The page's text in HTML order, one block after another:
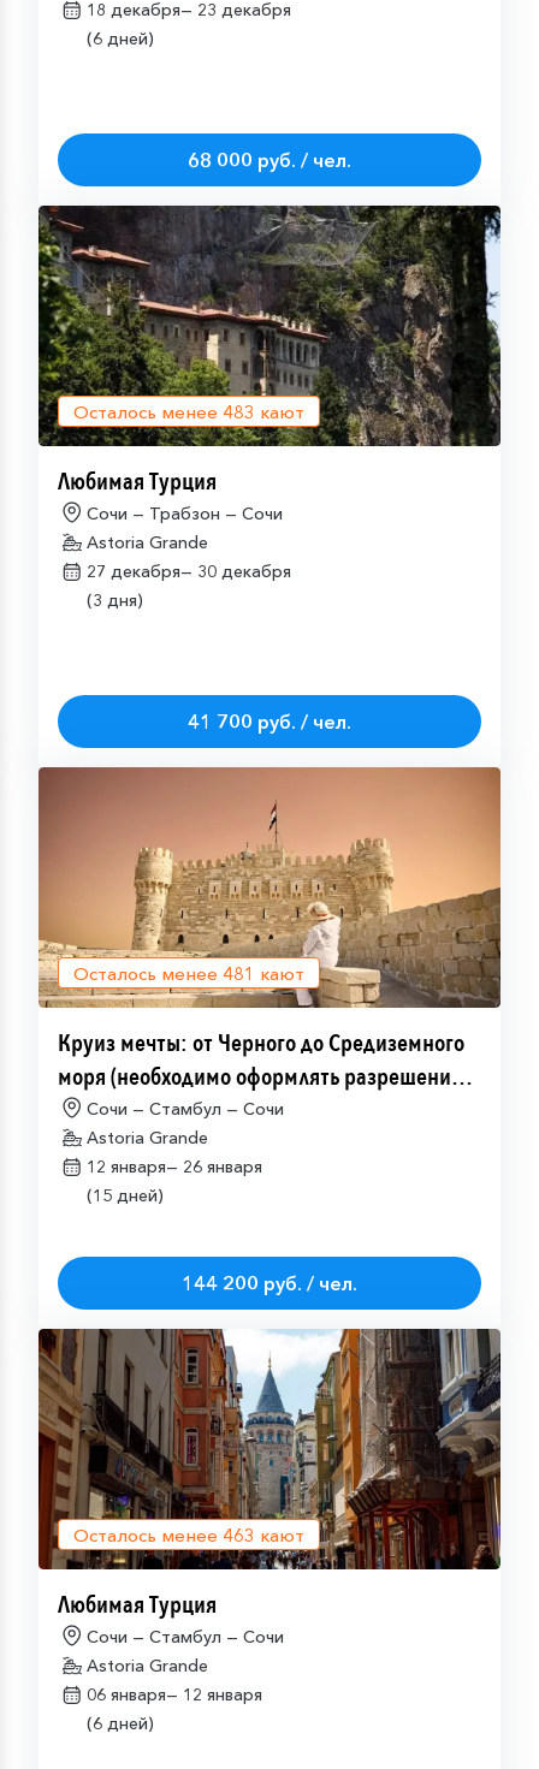
18 декабря— 23 декабря
(6 дней)
68 000 руб. / чел.
Осталось менее 483 кают
Любимая Турция
Сочи — Трабзон — Сочи
Astoria Grande
27 декабря— 30 декабря
(3 дня)
41 700 руб. / чел.
Осталось менее 481 кают
Круиз мечты: от Черного до Средиземного
моря (необходимо оформлять разрешение
на посещение Израиля (ETA-IL)
Сочи — Стамбул — Сочи
Astoria Grande
12 января— 26 января
(15 дней)
144 200 руб. / чел.
Осталось менее 463 кают
Любимая Турция
Сочи — Стамбул — Сочи
Astoria Grande
06 января— 12 января
(6 дней)